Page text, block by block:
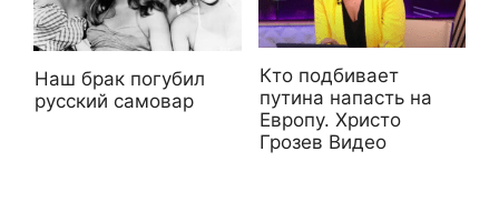
Наш брак погубил
русский самовар
Кто подбивает
путина напасть на
Европу. Христо
Грозев Видео